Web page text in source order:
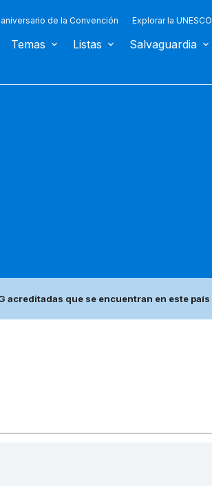
de la Convención Explorar la UNESCO
Temas Listas Salvaguardia
acreditadas que se encuentran en este país